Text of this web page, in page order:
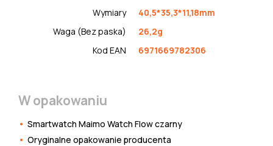
Wymiary
40,5*35,3*11,18mm
Waga (Bez paska)
26,2g
Kod EAN
6971669782306
W opakowaniu
Smartwatch Maimo Watch Flow czarny
Oryginalne opakowanie producenta